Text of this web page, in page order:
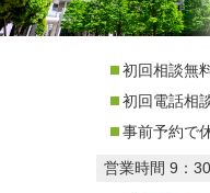
初回相談無
初回電話相
事前予約で
営業時間 9：